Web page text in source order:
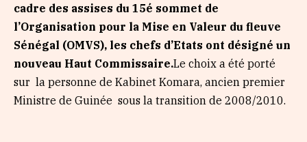
cadre des assises du 15é sommet de
l’Organisation pour la Mise en Valeur du fleuve
Sénégal (OMVS), les chefs d’Etats ont désigné un
nouveau Haut Commissaire.Le choix a été porté
sur la personne de Kabinet Komara, ancien premier
Ministre de Guinée sous la transition de 2008/2010.